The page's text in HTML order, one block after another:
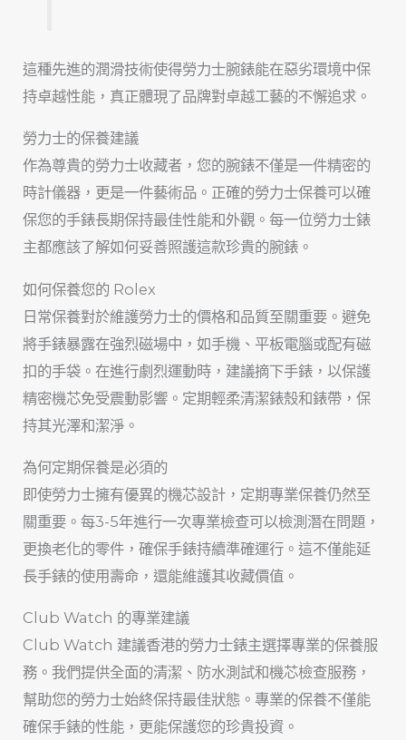
這種先進的潤滑技術使得勞力士腕錶能在惡劣環境中保
持卓越性能，真正體現了品牌對卓越工藝的不懈追求。
勞力士的保養建議
作為尊貴的勞力士收藏者，您的腕錶不僅是一件精密的
時計儀器，更是一件藝術品。正確的勞力士保養可以確
保您的手錶長期保持最佳性能和外觀。每一位勞力士錶
主都應該了解如何妥善照護這款珍貴的腕錶。
如何保養您的 Rolex
日常保養對於維護勞力士的價格和品質至關重要。避免
將手錶暴露在強烈磁場中，如手機、平板電腦或配有磁
扣的手袋。在進行劇烈運動時，建議摘下手錶，以保護
精密機芯免受震動影響。定期輕柔清潔錶殼和錶帶，保
持其光澤和潔淨。
為何定期保養是必須的
即使勞力士擁有優異的機芯設計，定期專業保養仍然至
關重要。每3-5年進行一次專業檢查可以檢測潛在問題，
更換老化的零件，確保手錶持續準確運行。這不僅能延
長手錶的使用壽命，還能維護其收藏價值。
Club Watch 的專業建議
Club Watch 建議香港的勞力士錶主選擇專業的保養服
務。我們提供全面的清潔、防水測試和機芯檢查服務，
幫助您的勞力士始終保持最佳狀態。專業的保養不僅能
確保手錶的性能，更能保護您的珍貴投資。